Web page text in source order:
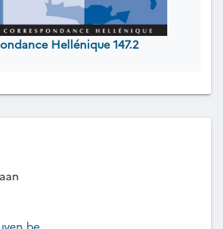
Hellénique 147.2